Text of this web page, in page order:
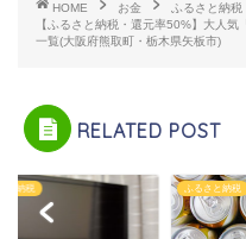
HOME お金
ふるさと納税
【ふるさと納税・還元率50%】大人
一覧(大阪府熊取町・栃木県矢板市)
RELATED POST
と納税 ふるさと納税